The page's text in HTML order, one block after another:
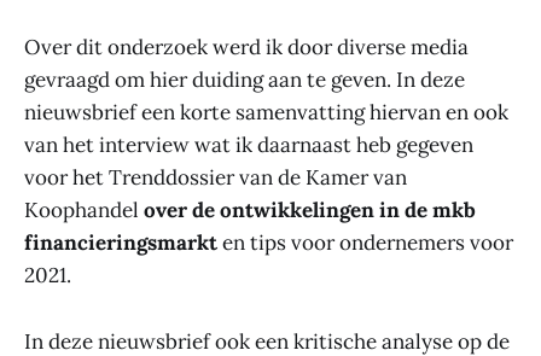
Over dit onderzoek werd ik door diverse media
gevraagd om hier duiding aan te geven. In deze
nieuwsbrief een korte samenvatting hiervan en ook
van het interview wat ik daarnaast heb gegeven
voor het Trenddossier van de Kamer van
Koophandel over de ontwikkelingen in de mkb
financieringsmarkten tips voor ondernemers voor
2021.
In deze nieuwsbrief ook een kritische analyse op de